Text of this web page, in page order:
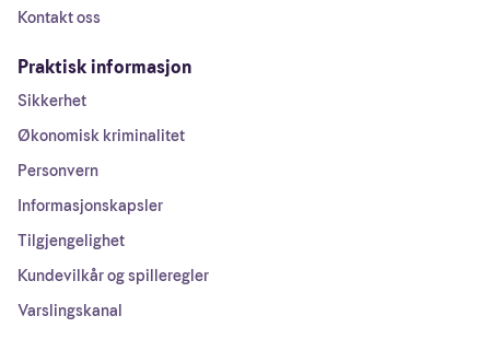
Kontakt oss
Praktisk informasjon
Sikkerhet
Økonomisk kriminalitet
Personvern
Informasjonskapsler
Tilgjengelighet
Kundevilkår og spilleregler
Varslingskanal